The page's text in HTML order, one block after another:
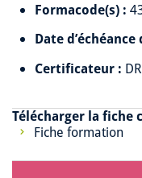
Formacode(s) :
Date
Certificateur :
Télécharger la fiche
Fiche formation